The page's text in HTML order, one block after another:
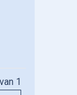
1